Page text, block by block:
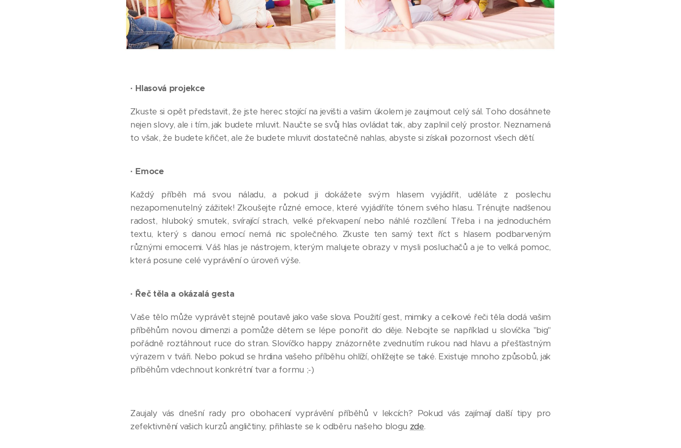
· Hlasová projekce
Zkuste si opět představit, že jste herec stojící na jevišti a vašim úkolem je zaujmout celý sál. Toho dosáhnete
nejen slovy, ale i tím, jak budete mluvit. Naučte se svůj hlas ovládat tak, aby zaplnil celý prostor. Neznamená
to však, že budete křičet, ale že budete mluvit dostatečně nahlas, abyste si získali pozornost všech dětí.
· Emoce
Každý příběh má svou náladu, a pokud ji dokážete svým hlasem vyjádřit, uděláte z poslechu
nezapomenutelný zážitek! Zkoušejte různé emoce, které vyjádříte tónem svého hlasu. Trénujte nadšenou
radost, hluboký smutek, svírající strach, velké překvapení nebo náhlé rozčílení. Třeba i na jednoduchém
textu, který s danou emocí nemá nic společného. Zkuste ten samý text říct s hlasem podbarveným
různými emocemi. Váš hlas je nástrojem, kterým malujete obrazy v mysli posluchačů a je to velká pomoc,
která posune celé vyprávění o úroveň výše.
· Řeč těla a okázalá gesta
Vaše tělo může vyprávět stejně poutavě jako vaše slova. Použití gest, mimiky a celkové řeči těla dodá vašim
příběhům novou dimenzi a pomůže dětem se lépe ponořit do děje. Nebojte se například u slovíčka "big"
pořádně roztáhnout ruce do stran. Slovíčko happy znázorněte zvednutím rukou nad hlavu a přešťastným
výrazem v tváři. Nebo pokud se hrdina vašeho příběhu ohlíží, ohlížejte se také. Existuje mnoho způsobů, jak
příběhům vdechnout konkrétní tvar a formu ;-)
Zaujaly vás dnešní rady pro obohacení vyprávění příběhů v lekcích? Pokud vás zajímají další tipy pro
zefektivnění vašich kurzů angličtiny, přihlaste se k odběru našeho blogu zde.